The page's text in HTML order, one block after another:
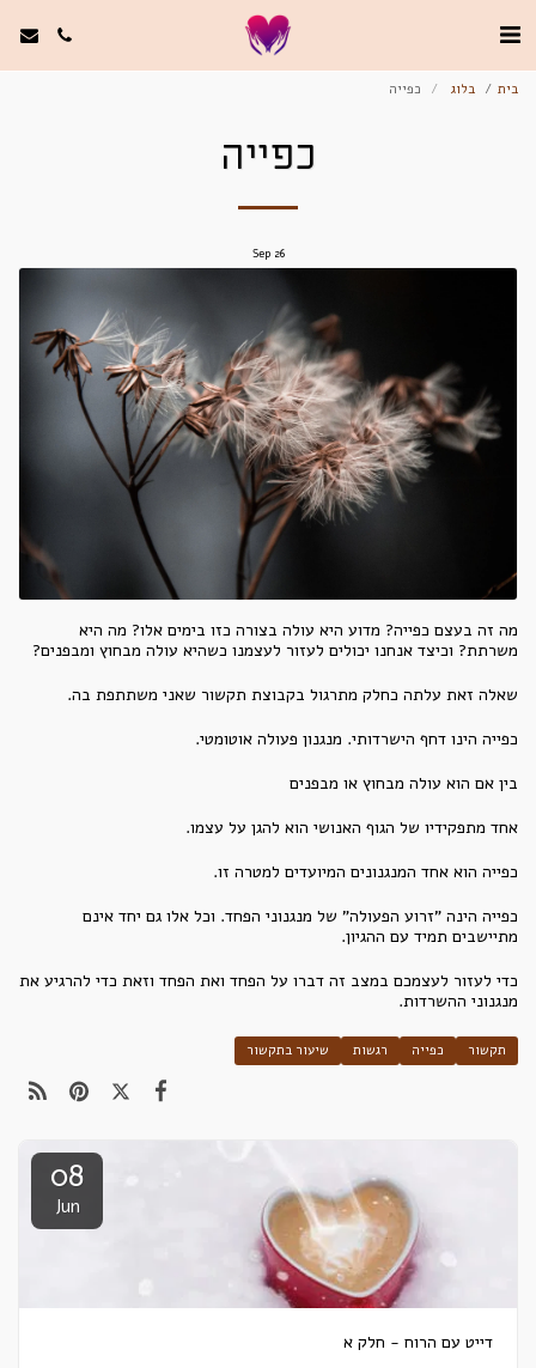
בית בלוג כפייה
כפייה
26
Sep
מה זה בעצם כפייה? מדוע היא עולה בצורה כזו בימים אלו? מה היא
משרתת? וכיצד אנחנו יכולים לעזור לעצמנו כשהיא עולה מבחוץ ומבפנים?
שאלה זאת עלתה כחלק מתרגול בקבוצת תקשור שאני משתתפת בה.
כפייה הינו דחף הישרדותי. מנגנון פעולה אוטומטי.
בין אם הוא עולה מבחוץ או מבפנים
אחד מתפקידיו של הגוף האנושי הוא להגן על עצמו.
כפייה הוא אחד המנגנונים המיועדים למטרה זו.
כפייה הינה "זרוע הפעולה" של מנגנוני הפחד. וכל אלו גם יחד אינם
מתיישבים תמיד עם ההגיון.
כדי לעזור לעצמכם במצב זה דברו על הפחד ואת הפחד וזאת כדי להרגיע את
מנגנוני ההשרדות.
תקשור כפייה רגשות שיעור בתקשור
08
Jun
דייט עם הרוח - חלק א